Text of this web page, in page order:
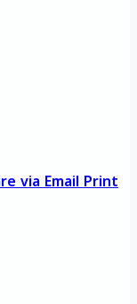
via EmailPrint